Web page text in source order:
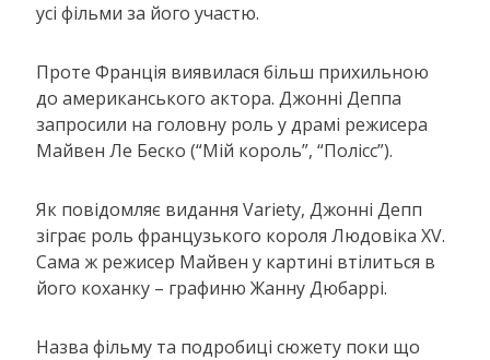
усі фільми за його участю.
Проте Франція виявилася більш прихильною
до американського актора. Джонні Деппа
запросили на головну роль у драмі режисера
Майвен Ле Беско (“Мій король”, “Полісс”).
Як повідомляє видання Variety, Джонні Депп
зіграє роль французького короля Людовіка XV.
Сама ж режисер Майвен у картині втілиться в
його коханку – графиню Жанну Дюбаррі.
Назва фільму та подробиці сюжету поки що